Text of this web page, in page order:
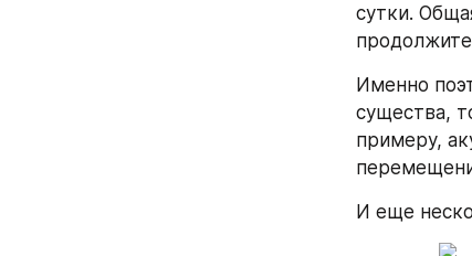
сутки.
Именно
существа,
примеру,
И еще